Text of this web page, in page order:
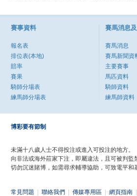
賽事資料
報名表
排位表(本地)
賠率
賽果
騎師分場表
練馬師分場表
賽馬消息
賽馬消息
賽馬新聞資
主要賽事
馬匹資料
騎師資料
練馬師資料
博彩要有節制
未滿十八歲人士不得投注或進入可投注的地方。
向非法或海外莊家下注，即屬違法，且可被判監
切勿沉迷賭博，如需尋求輔導協助，可致電平和
常見問題 聯絡我們 傳媒專用區 網頁指南